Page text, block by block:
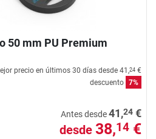
50 mm PU Premium
precio en últimos 30 días desde 41,24 €
descuento 7%
Antes desde41,24 €
desde 38,14 €